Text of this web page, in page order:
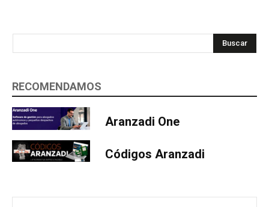
Buscar
RECOMENDAMOS
Aranzadi One
Códigos Aranzadi